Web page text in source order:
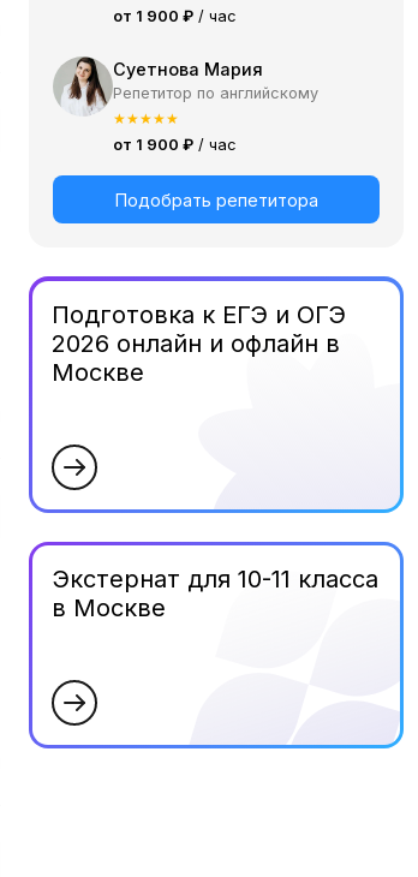
от 1 900 ₽ / час
Суетнова Мария
Репетитор по английскому
★★★★★
от 1 900 ₽ / час
Подобрать репетитора
Подготовка к ЕГЭ и ОГЭ
2026 онлайн и офлайн в
Москве
Экстернат для 10-11 класса
в Москве